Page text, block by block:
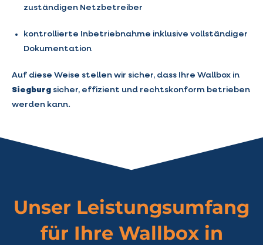
zuständigen Netzbetreiber
kontrollierte Inbetriebnahme inklusive vollständiger
Dokumentation
Auf diese Weise stellen wir sicher, dass Ihre Wallbox in
Siegburg sicher, effizient und rechtskonform betrieben
werden kann.
Unser Leistungsumfang
für Ihre Wallbox in